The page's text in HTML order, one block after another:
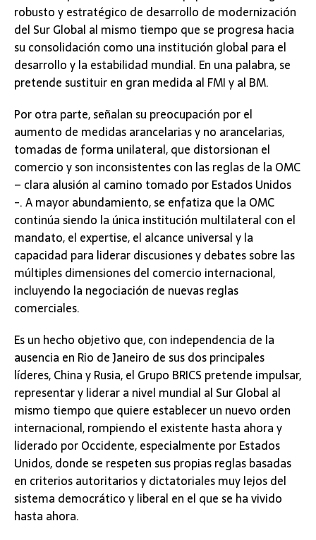
robusto y estratégico de desarrollo de modernización
del Sur Global al mismo tiempo que se progresa hacia
su consolidación como una institución global para el
desarrollo y la estabilidad mundial. En una palabra, se
pretende sustituir en gran medida al FMI y al BM.
Por otra parte, señalan su preocupación por el
aumento de medidas arancelarias y no arancelarias,
tomadas de forma unilateral, que distorsionan el
comercio y son inconsistentes con las reglas de la OMC
– clara alusión al camino tomado por Estados Unidos
-. A mayor abundamiento, se enfatiza que la OMC
continúa siendo la única institución multilateral con el
mandato, el expertise, el alcance universal y la
capacidad para liderar discusiones y debates sobre las
múltiples dimensiones del comercio internacional,
incluyendo la negociación de nuevas reglas
comerciales.
Es un hecho objetivo que, con independencia de la
ausencia en Rio de Janeiro de sus dos principales
líderes, China y Rusia, el Grupo BRICS pretende impulsar,
representar y liderar a nivel mundial al Sur Global al
mismo tiempo que quiere establecer un nuevo orden
internacional, rompiendo el existente hasta ahora y
liderado por Occidente, especialmente por Estados
Unidos, donde se respeten sus propias reglas basadas
en criterios autoritarios y dictatoriales muy lejos del
sistema democrático y liberal en el que se ha vivido
hasta ahora.